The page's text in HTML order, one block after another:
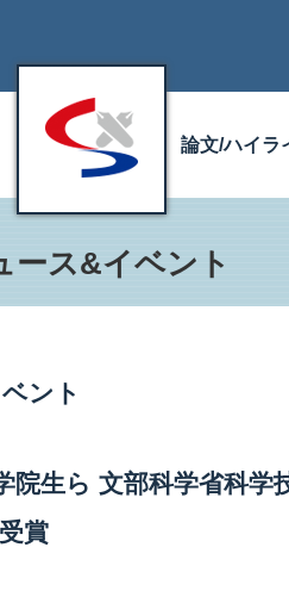
論文/ハイラ
ース&イベント
ント
院生ら 文部科学省科学
賞